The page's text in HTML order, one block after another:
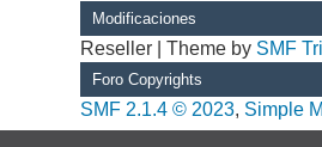
Modificaciones
Reseller | Theme by SMF
Foro Copyrights
SMF 2.1.4 © 2023, Simple